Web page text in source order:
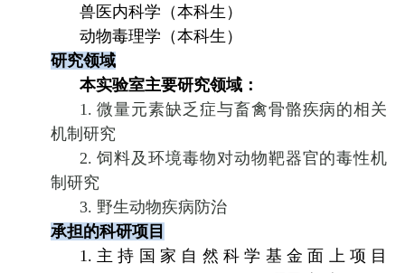
兽医内科学（本科生）
动物毒理学（本科生）
研究领域
本实验室主要研究领域：
1.微量元素缺乏症与畜禽骨骼疾病的相关
机制研究
2.饲料及环境毒物对动物靶器官的毒性机
制研究
3. 野生动物疾病防治
承担的科研项目
1. 主持国家自然科学基金面上项目